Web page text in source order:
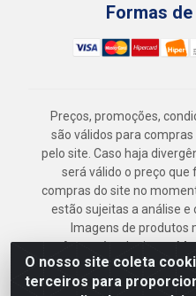
O nosso site coleta
terceiros para
Formas
Preços, promoções,
são válidos para
pelo site. Caso haja
será válido o preço que
compras do site no
estão sujeitas a análise e
Imagens de produtos
Armazém Jenipapo
Geral LTDA - Rua das
Recife/PE - CEP